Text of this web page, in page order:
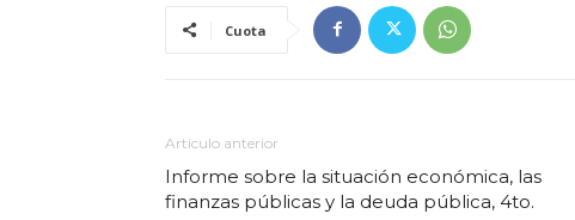
Cuota
Artículo anterior
Informe sobre la situación económica, las
finanzas públicas y la deuda pública, 4to.